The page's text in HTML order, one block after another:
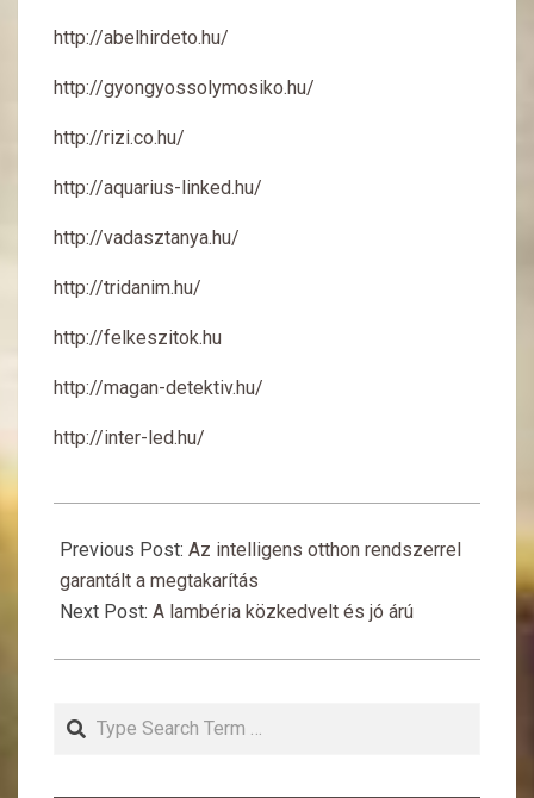
http://abelhirdeto.hu/
http://gyongyossolymosiko.hu/
http://rizi.co.hu/
http://aquarius-linked.hu/
http://vadasztanya.hu/
http://tridanim.hu/
http://felkeszitok.hu
http://magan-detektiv.hu/
http://inter-led.hu/
03-
06
Previous Post: Az intelligens otthon rendszerrel
garantált a megtakarítás
Next Post: A lambéria közkedvelt és jó árú
Search